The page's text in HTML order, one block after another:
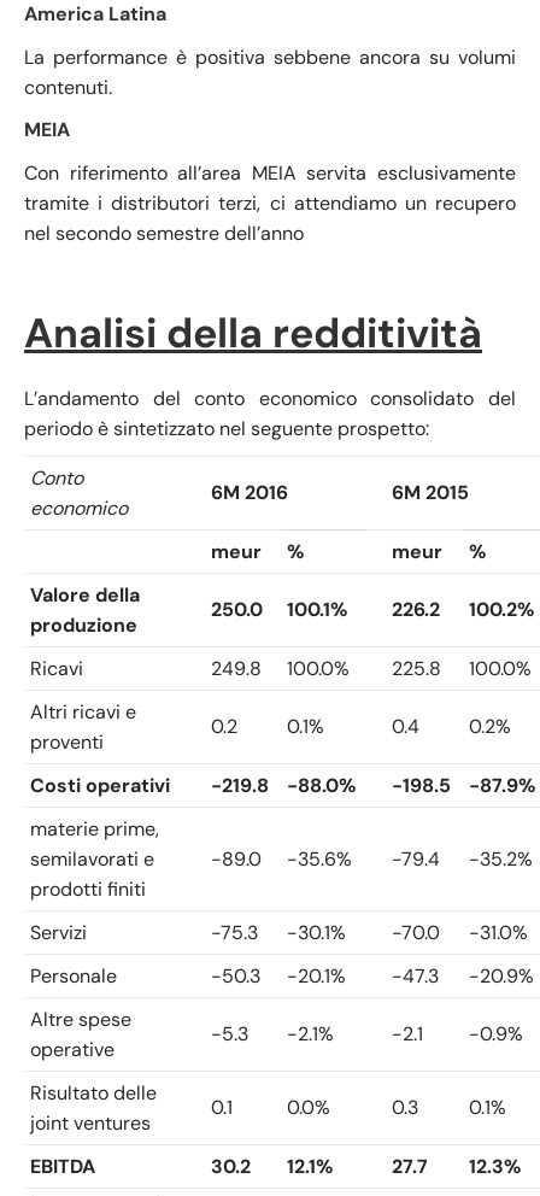
America Latina
La performance è positiva sebbene ancora su volumi
contenuti.
MEIA
Con riferimento all’area MEIA servita esclusivamente
tramite i distributori terzi, ci attendiamo un recupero
nel secondo semestre dell’anno
Analisi della redditività
L’andamento del conto economico consolidato del
periodo è sintetizzato nel seguente prospetto:
Conto
economico
6M 2016 6M 2015
meur % meur
%
Valore della
produzione
250.0 100.1% 226.2 100.2%
Ricavi 249.8 100.0% 225.8
100.0%
Altri ricavi e
proventi
0.2 0.1% 0.4 0.2%
Costi operativi -219.8 -88.0% -198.5
-87.9%
materie prime,
semilavorati e
prodotti finiti
-89.0 -35.6% -79.4 -35.2%
Servizi -75.3 -30.1% -70.0
-31.0%
Personale
-50.3 -20.1% -47.3
-20.9%
Altre spese
operative
-5.3 -2.1% -2.1 -0.9%
Risultato delle
joint ventures
0.1 0.0% 0.3 0.1%
EBITDA 30.2 12.1% 27.7
12.3%